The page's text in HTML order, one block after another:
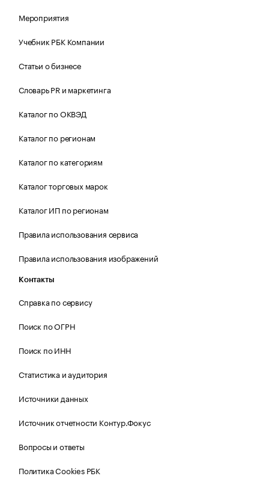
Мероприятия
Учебник РБК Компании
Статьи о бизнесе
Словарь PR и маркетинга
Каталог по ОКВЭД
Каталог по регионам
Каталог по категориям
Каталог торговых марок
Каталог ИП по регионам
Правила использования сервиса
Правила использования изображений
Контакты
Справка по сервису
Поиск по ОГРН
Поиск по ИНН
Статистика и аудитория
Источники данных
Источник отчетности Контур.Фокус
Вопросы и ответы
Политика Cookies РБК